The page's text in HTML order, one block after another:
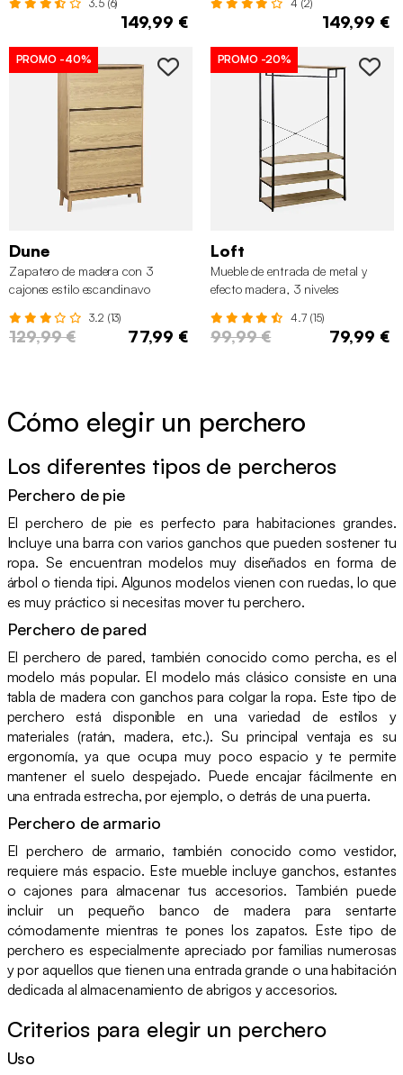
3.5 (6)
149,99 €
4 (2)
149,99 €
PROMO -40%
Dune
Zapatero de madera con 3
cajones estilo escandinavo
3.2 (13)
129,99 € 77,99 €
PROMO -20%
Loft
Mueble de entrada de metal y
efecto madera, 3 niveles
4.7 (15)
99,99 € 79,99 €
Cómo elegir un perchero
Los diferentes tipos de percheros
Perchero de pie
El perchero de pie es perfecto para habitaciones grandes.
Incluye una barra con varios ganchos que pueden sostener tu
ropa. Se encuentran modelos muy diseñados en forma de
árbol o tienda tipi. Algunos modelos vienen con ruedas, lo que
es muy práctico si necesitas mover tu perchero.
Perchero de pared
El perchero de pared, también conocido como percha, es el
modelo más popular. El modelo más clásico consiste en una
tabla de madera con ganchos para colgar la ropa. Este tipo de
perchero está disponible en una variedad de estilos y
materiales (ratán, madera, etc.). Su principal ventaja es su
ergonomía, ya que ocupa muy poco espacio y te permite
mantener el suelo despejado. Puede encajar fácilmente en
una entrada estrecha, por ejemplo, o detrás de una puerta.
Perchero de armario
El perchero de armario, también conocido como vestidor,
requiere más espacio. Este mueble incluye ganchos, estantes
o cajones para almacenar tus accesorios. También puede
incluir un pequeño banco de madera para sentarte
cómodamente mientras te pones los zapatos. Este tipo de
perchero es especialmente apreciado por familias numerosas
y por aquellos que tienen una entrada grande o una habitación
dedicada al almacenamiento de abrigos y accesorios.
Criterios para elegir un perchero
Uso